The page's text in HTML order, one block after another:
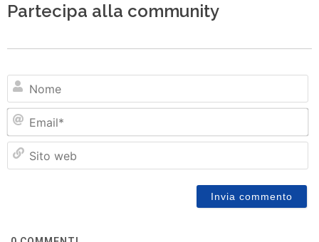
Partecipa alla community